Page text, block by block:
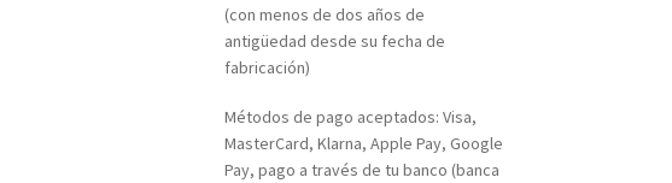
(con menos de dos años de
antigüedad desde su fecha de
fabricación)
Métodos de pago aceptados: Visa,
MasterCard, Klarna, Apple Pay, Google
Pay, pago a través de tu banco (banca